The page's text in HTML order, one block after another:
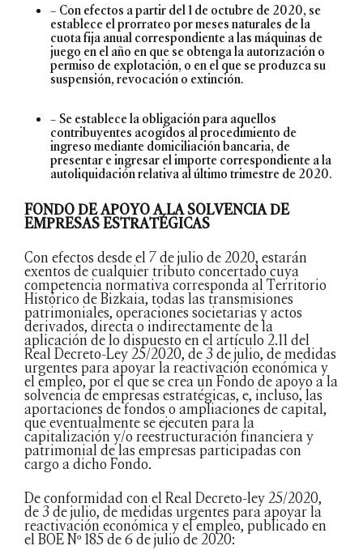
– Con efectos a partir del 1 de octubre de 2020, se
establece el prorrateo por meses naturales de la
cuota fija anual correspondiente a las máquinas de
juego en el año en que se obtenga la autorización o
permiso de explotación, o en el que se produzca su
suspensión, revocación o extinción.
– Se establece la obligación para aquellos
contribuyentes acogidos al procedimiento de
ingreso mediante domiciliación bancaria, de
presentar e ingresar el importe correspondiente a la
autoliquidación relativa al último trimestre de 2020.
FONDO DE APOYO A LA SOLVENCIA DE
EMPRESAS ESTRATÉGICAS
Con efectos desde el 7 de julio de 2020, estarán
exentos de cualquier tributo concertado cuya
competencia normativa corresponda al Territorio
Histórico de Bizkaia, todas las transmisiones
patrimoniales, operaciones societarias y actos
derivados, directa o indirectamente de la
aplicación de lo dispuesto en el artículo 2.11 del
Real Decreto-Ley 25/2020, de 3 de julio, de medidas
urgentes para apoyar la reactivación económica y
el empleo, por el que se crea un Fondo de apoyo a la
solvencia de empresas estratégicas, e, incluso, las
aportaciones de fondos o ampliaciones de capital,
que eventualmente se ejecuten para la
capitalización y/o reestructuración financiera y
patrimonial de las empresas participadas con
cargo a dicho Fondo.
De conformidad con el Real Decreto-ley 25/2020,
de 3 de julio, de medidas urgentes para apoyar la
reactivación económica y el empleo, publicado en
el BOE Nº 185 de 6 de julio de 2020: